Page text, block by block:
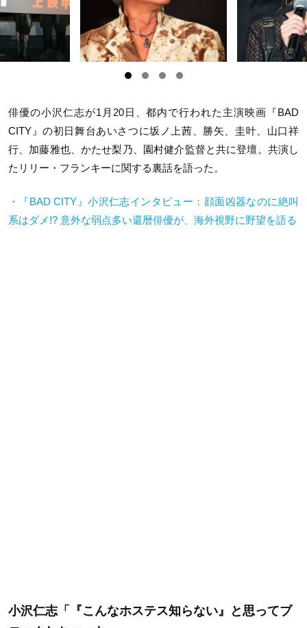
俳優の小沢仁志が1月20日、都内で行われた主演映画『BAD
CITY』の初日舞台あいさつに坂ノ上茜、勝矢、圭叶、山口祥
行、加藤雅也、かたせ梨乃、園村健介監督と共に登壇。共演し
たリリー・フランキーに関する裏話を語った。
・『BAD CITY』小沢仁志インタビュー：顔面凶器なのに絶叫
系はダメ!? 意外な弱点多い還暦俳優が、海外視野に野望を語る
小沢仁志「『こんなホステス知らない』と思ってブ